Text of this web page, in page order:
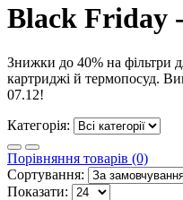
Black Friday
Знижки до 40% на фільтри
картриджі й термопосуд.
07.12!
Категорія:
Порівняння товарів (0)
Сортування:
Показати: